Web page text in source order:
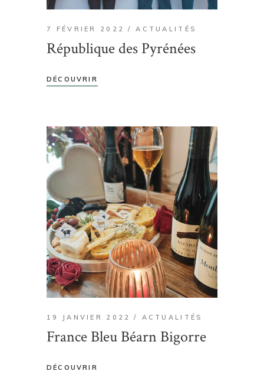
7 FÉVRIER 2022 ACTUALITÉS
République des Pyrénées
DÉCOUVRIR
19 JANVIER 2022 ACTUALITÉS
France Bleu Béarn Bigorre
DÉCOUVRIR